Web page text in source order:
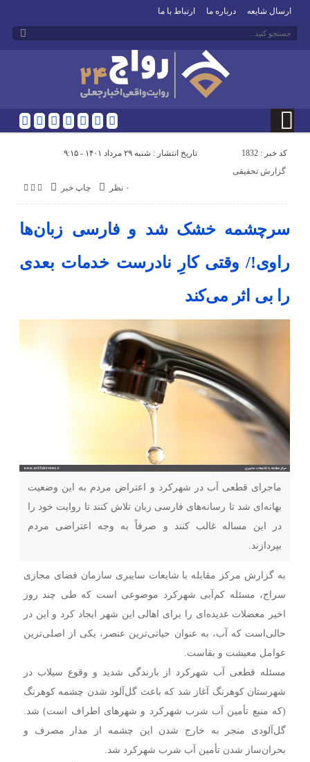
ارسال شایعه درباره ما ارتباط با ما
کد خبر : 1832 تاریخ انتشار : شنبه ۲۹ مرداد ۱۴۰۱ - ۹:۱۵
چاپ خبر ۰ نظر
گزارش تحقیقی
سرچشمه‌ خشک شد و فارسی زبان‌ها
راوی!/ وقتی کارِ نادرست خدمات بعدی
را بی اثر می‌کند
ماجرای قطعی آب در شهرکرد و اعتراض مردم به این وضعیت
بهانه‌ای شد تا رسانه‌های فارسی زبان تلاش کنند تا روایت خود را
در این مساله غالب کنند و صرفاً به وجه اعتراضی مردم
بپردازند.
به گزارش مرکز مقابله با شایعات سایبری سازمان فضای مجازی
سراج، مسئله کم‌آبی شهرکرد موضوعی است که طی چند روز
اخیر معضلات عدیده‌ای را برای اهالی این شهر ایجاد کرد و این در
حالی‌است که آب، به عنوان حیاتی‌ترین عنصر، یکی از اصلی‌ترین
عوامل معیشت و بقاست.
مسئله قطعی آب شهرکرد از بارندگی شدید و وقوع سیلاب در
شهرستان کوهرنگ آغاز شد که باعث گل‌آلود شدن چشمه کوهرنگ
(که منبع تأمین آب شرب شهرکرد و شهرهای اطراف است) شد.
گل‌آلودی منجر به خارج شدن این چشمه از مدار مصرف و
بحران‌ساز شدن تأمین آب شرب شهرکرد شد.